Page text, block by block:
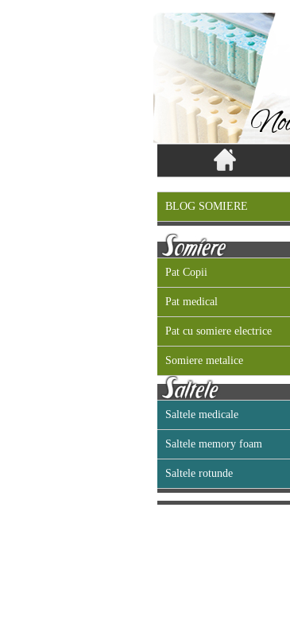
BLOG SOMIERE
Pat Copii
Pat medical
Pat cu somiere electrice
Somiere metalice
Saltele medicale
Saltele memory foam
Saltele rotunde